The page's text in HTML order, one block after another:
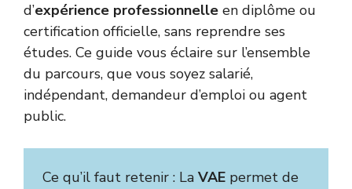
d’expérience professionnelle en diplôme ou
certification officielle, sans reprendre ses
études. Ce guide vous éclaire sur l’ensemble
du parcours, que vous soyez salarié,
indépendant, demandeur d’emploi ou agent
public.
Ce qu’il faut retenir : La VAE permet de